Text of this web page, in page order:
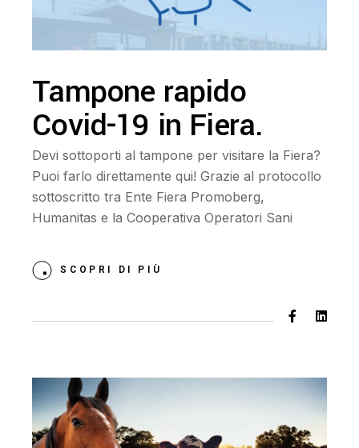
Tampone rapido
Covid-19 in Fiera.
Devi sottoporti al tampone per visitare la Fiera?
Puoi farlo direttamente qui! Grazie al protocollo
sottoscritto tra Ente Fiera Promoberg,
Humanitas e la Cooperativa Operatori Sani
SCOPRI DI PIÙ